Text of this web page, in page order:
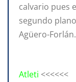
calvario pues
segundo
Agüero-Forlán.
Atleti <<<<<<